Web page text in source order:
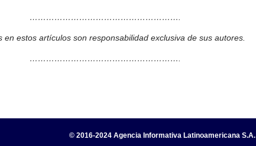
……………………………………………….
en estos artículos son responsabilidad exclusiva de sus autores.
……………………………………………….
© 2016-2024 Agencia Informativa Latinoamericana S.A.